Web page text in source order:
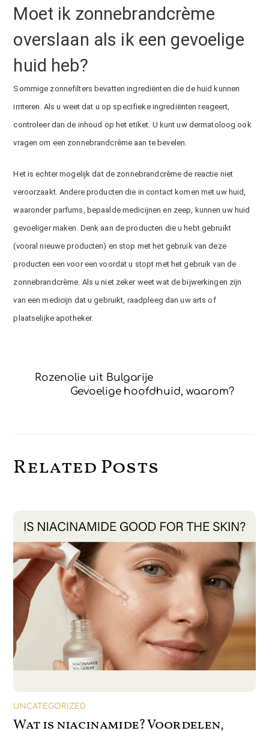
Moet ik zonnebrandcrème
overslaan als ik een gevoelige
huid heb?
Sommige zonnefilters bevatten ingrediënten die de huid kunnen
irriteren. Als u weet dat u op specifieke ingrediënten reageert,
controleer dan de inhoud op het etiket. U kunt uw dermatoloog ook
vragen om een zonnebrandcrème aan te bevelen.
Het is echter mogelijk dat de zonnebrandcrème de reactie niet
veroorzaakt. Andere producten die in contact komen met uw huid,
waaronder parfums, bepaalde medicijnen en zeep, kunnen uw huid
gevoeliger maken. Denk aan de producten die u hebt gebruikt
(vooral nieuwe producten) en stop met het gebruik van deze
producten een voor een voordat u stopt met het gebruik van de
zonnebrandcrème. Als u niet zeker weet wat de bijwerkingen zijn
van een medicijn dat u gebruikt, raadpleeg dan uw arts of
plaatselijke apotheker.
Rozenolie uit Bulgarije
Gevoelige hoofdhuid, waarom?
Related Posts
UNCATEGORIZED
Wat is niacinamide? Voordelen,